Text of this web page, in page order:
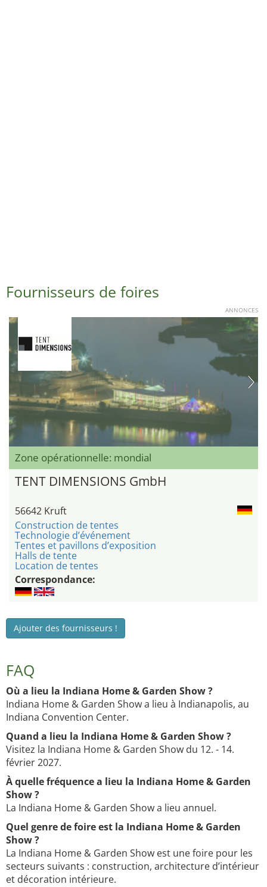
Fournisseurs de foires
ANNONCES
Zone opérationnelle: mondial
TENT DIMENSIONS GmbH
56642 Kruft
Construction de tentes
Technologie d’événement
Tentes et pavillons d’exposition
Halls de tente
Location de tentes
Correspondance:
Ajouter des fournisseurs !
FAQ
Où a lieu la Indiana Home & Garden Show ?
Indiana Home & Garden Show a lieu à Indianapolis, au
Indiana Convention Center.
Quand a lieu la Indiana Home & Garden Show ?
Visitez la Indiana Home & Garden Show du 12. - 14.
février 2027.
À quelle fréquence a lieu la Indiana Home & Garden
Show ?
La Indiana Home & Garden Show a lieu annuel.
Quel genre de foire est la Indiana Home & Garden
Show ?
La Indiana Home & Garden Show est une foire pour les
secteurs suivants : construction, architecture d’intérieur
et décoration intérieure.